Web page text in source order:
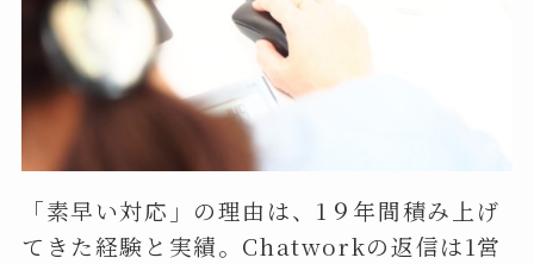
「素早い対応」の理由は、1９年間積み上げ
てきた経験と実績。Chatworkの返信は1営